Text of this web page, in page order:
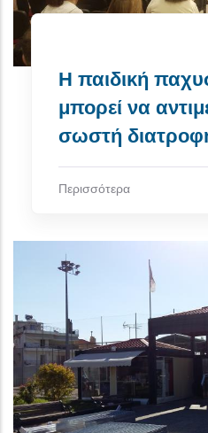
Η παιδική
μπορεί να
σωστή
Περισσότερα